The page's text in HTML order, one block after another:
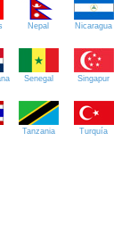
Nepal Nicaragua
Senegal Singapur
Tanzania Turquía